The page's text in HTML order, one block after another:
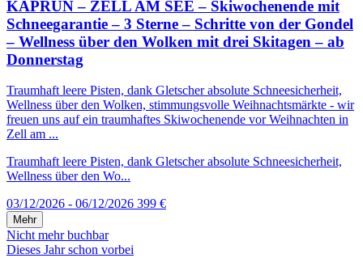
KAPRUN – ZELL AM SEE – Skiwochenende mit
Schneegarantie – 3 Sterne – Schritte von der Gondel
– Wellness über den Wolken mit drei Skitagen – ab
Donnerstag
Traumhaft leere Pisten, dank Gletscher absolute Schneesicherheit,
Wellness über den Wolken, stimmungsvolle Weihnachtsmärkte - wir
freuen uns auf ein traumhaftes Skiwochenende vor Weihnachten in
Zell am ...
Traumhaft leere Pisten, dank Gletscher absolute Schneesicherheit,
Wellness über den Wo...
03/12/2026 - 06/12/2026 399 €
Mehr
Nicht mehr buchbar
Dieses Jahr schon vorbei